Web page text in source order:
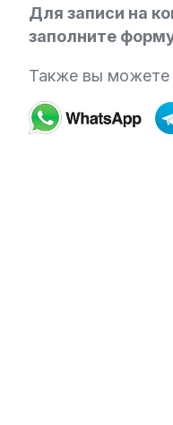
Для записи на
заполните
Также вы можете